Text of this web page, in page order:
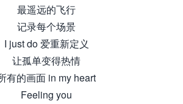
最遥远的飞行
记录每个场景
I just do 爱重新定义
让孤单变得热情
有的画面 in my heart
Feeling you